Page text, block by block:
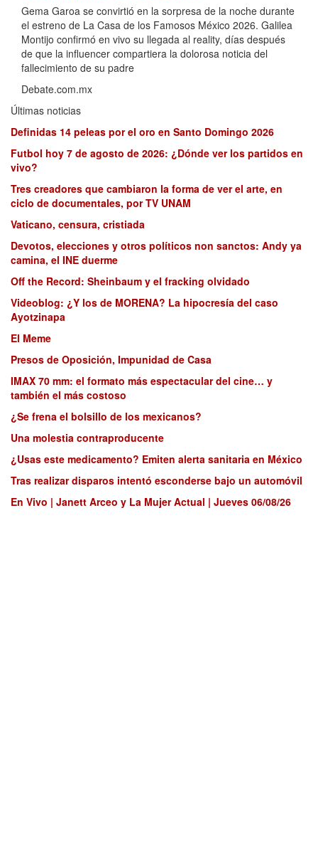
Gema Garoa se convirtió en la sorpresa de la noche durante
el estreno de La Casa de los Famosos México 2026. Galilea
Montijo confirmó en vivo su llegada al reality, días después
de que la influencer compartiera la dolorosa noticia del
fallecimiento de su padre
Debate.com.mx
Últimas noticias
Definidas 14 peleas por el oro en Santo Domingo 2026
Futbol hoy 7 de agosto de 2026: ¿Dónde ver los partidos en
vivo?
Tres creadores que cambiaron la forma de ver el arte, en
ciclo de documentales, por TV UNAM
Vaticano, censura, cristiada
Devotos, elecciones y otros políticos non sanctos: Andy ya
camina, el INE duerme
Off the Record: Sheinbaum y el fracking olvidado
Videoblog: ¿Y los de MORENA? La hipocresía del caso
Ayotzinapa
El Meme
Presos de Oposición, Impunidad de Casa
IMAX 70 mm: el formato más espectacular del cine… y
también el más costoso
¿Se frena el bolsillo de los mexicanos?
Una molestia contraproducente
¿Usas este medicamento? Emiten alerta sanitaria en México
Tras realizar disparos intentó esconderse bajo un automóvil
En Vivo | Janett Arceo y La Mujer Actual | Jueves 06/08/26